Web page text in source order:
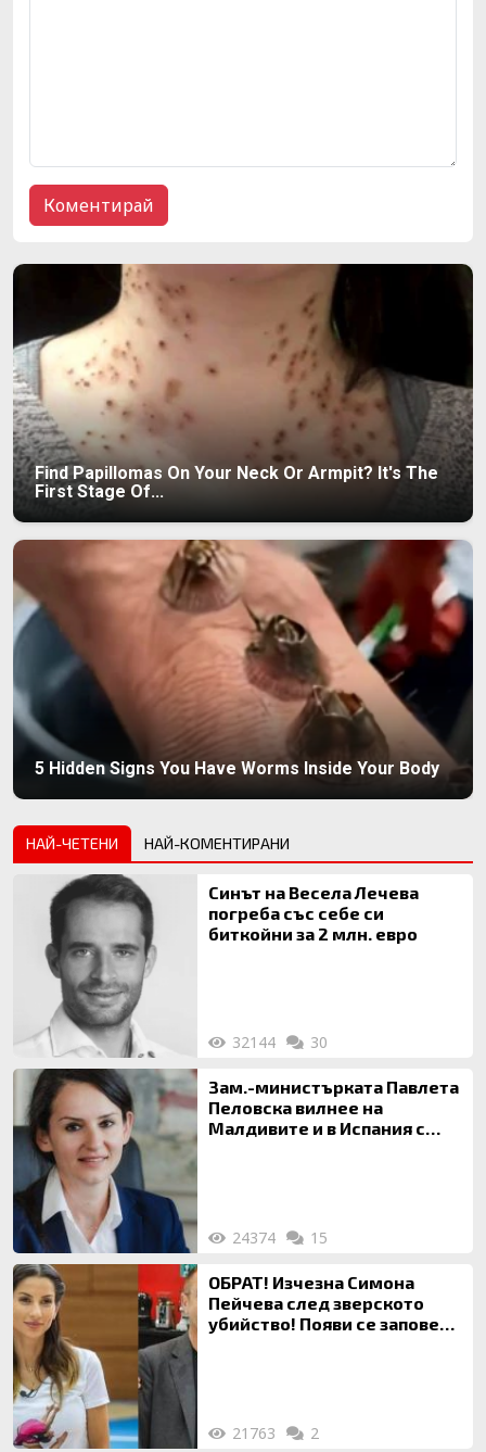
Find Papillomas On Your Neck Or Armpit? It's The
First Stage Of...
5 Hidden Signs You Have Worms Inside Your Body
НАЙ-ЧЕТЕНИ НАЙ-КОМЕНТИРАНИ
Синът на Весела Лечева
погреба със себе си
биткойни за 2 млн. евро
32144 30
Зам.-министърката Павлета
Пеловска вилнее на
Малдивите и в Испания с
24374 15
ОБРАТ! Изчезна Симона
Пейчева след зверското
убийство! Появи се заповед
21763 2